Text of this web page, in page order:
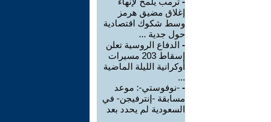
إغلاق مضيق هرمز
وسط شكوك اقتصادية
حول جدية ...
- الدفاع الروسية تعلن
إسقاط 203 مسيرات
أوكرانية الليلة الماضية
...
- -نوفوستي-: موعد
مسابقة -إنترفيجن- في
السعودية لم يحدد بعد